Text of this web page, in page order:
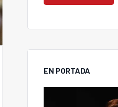
EN PORTADA